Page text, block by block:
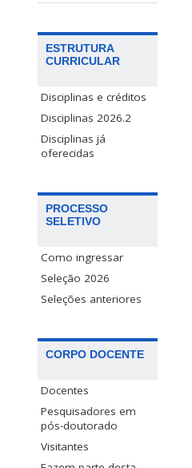
ESTRUTURA
CURRICULAR
Disciplinas e créditos
Disciplinas 2026.2
Disciplinas já
oferecidas
PROCESSO
SELETIVO
Como ingressar
Seleção 2026
Seleções anteriores
CORPO DOCENTE
Docentes
Pesquisadores em
pós-doutorado
Visitantes